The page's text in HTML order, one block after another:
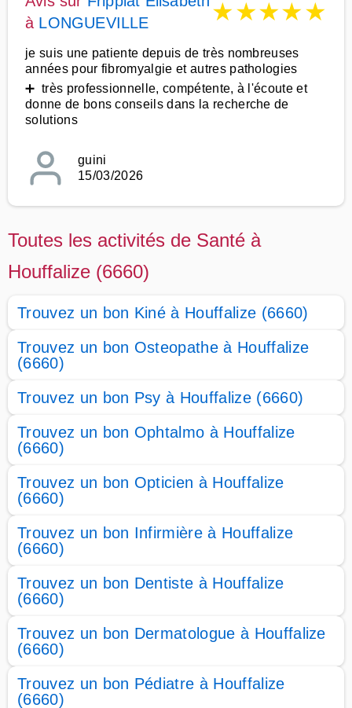
à LONGUEVILLE ★★★★★
je suis une patiente depuis de très nombreuses
années pour fibromyalgie et autres pathologies
➕ très professionnelle, compétente, à l'écoute et
donne de bons conseils dans la recherche de
solutions
guini
15/03/2026
Toutes les activités de Santé à
Houffalize (6660)
Trouvez un bon Kiné à Houffalize (6660)
Trouvez un bon Osteopathe à Houffalize
(6660)
Trouvez un bon Psy à Houffalize (6660)
Trouvez un bon Ophtalmo à Houffalize
(6660)
Trouvez un bon Opticien à Houffalize
(6660)
Trouvez un bon Infirmière à Houffalize
(6660)
Trouvez un bon Dentiste à Houffalize
(6660)
Trouvez un bon Dermatologue à Houffalize
(6660)
Trouvez un bon Pédiatre à Houffalize
(6660)